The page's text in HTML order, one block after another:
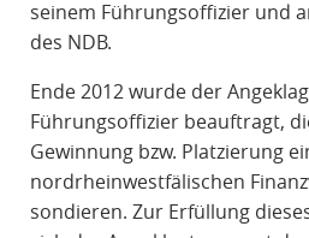
seinem Führungsoffizier und
des NDB.
Ende 2012 wurde der
Führungsoffizier beauftragt,
Gewinnung bzw. Platzierung
nordrheinwestfälischen
sondieren. Zur Erfüllung